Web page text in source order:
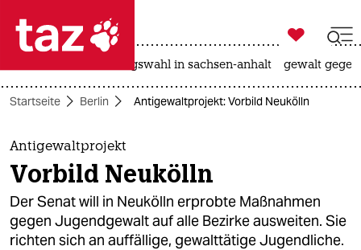
 taz zahl ich
taz zahl ich
themen
politik
öko

taz zahl ich
landtagswahl in sachsen-anhalt gewalt
Startseite Berlin Antigewaltprojekt: Vorbild Neukölln
Antigewaltprojekt
Vorbild Neukölln
Der Senat will in Neukölln erprobte Maßnahmen
gegen Jugendgewalt auf alle Bezirke ausweiten. Sie
richten sich an auffällige, gewalttätige Jugendliche.